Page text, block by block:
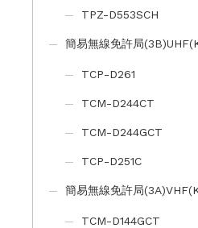
TPZ-D553SCH
簡易無線免許局
TCP-D261
TCM-D244CT
TCM-D244GCT
TCP-D251C
簡易無線免許局
TCM-D144GCT